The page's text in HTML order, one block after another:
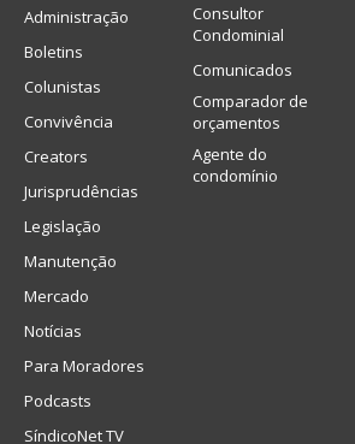
Administração
Boletins
Colunistas
Convivência
Creators
Jurisprudências
Legislação
Manutenção
Mercado
Notícias
Para Moradores
Podcasts
SíndicoNet TV
Consultor
Condominial
Comunicados
Comparador de
orçamentos
Agente do
condomínio